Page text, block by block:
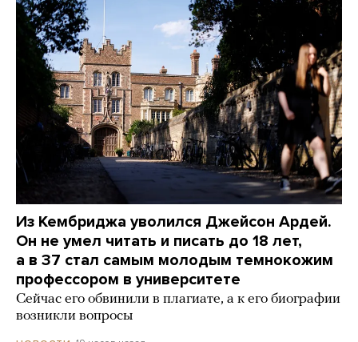
Из Кембриджа уволился Джейсон Ардей.
Он не умел читать и писать до 18 лет,
а в 37 стал самым молодым темнокожим
профессором в университете
Сейчас его обвинили в плагиате, а к его биографии
возникли вопросы